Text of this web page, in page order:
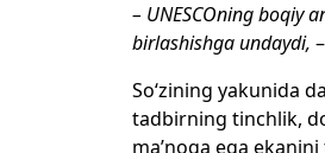
– UNESCOning boqiy
birlashishga undaydi,
So‘zining yakunida
tadbirning tinchlik,
ma’noga ega ekanini